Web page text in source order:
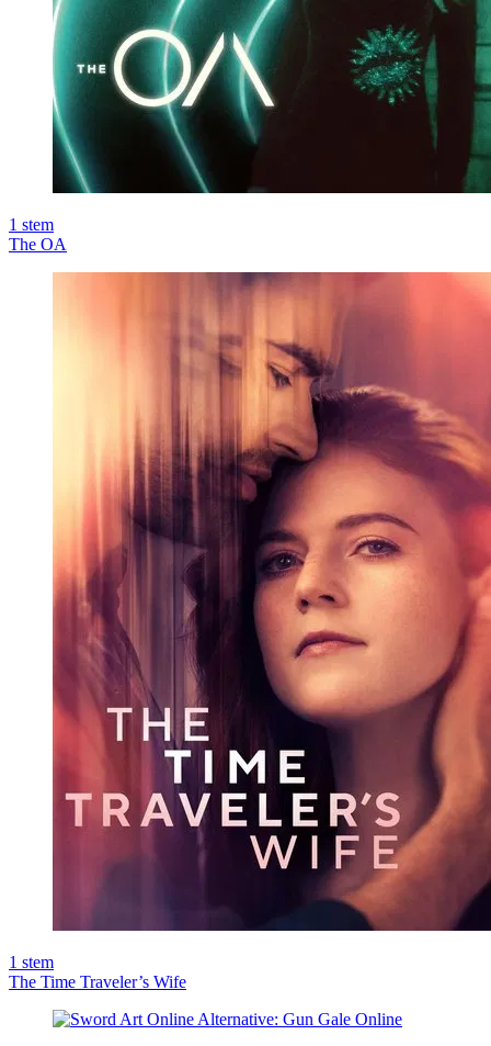
1 stem
The OA
1 stem
The Time Traveler’s Wife